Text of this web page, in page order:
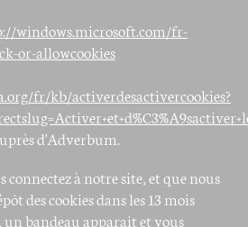
windows.microsoft.com/fr-
or-allowcookies
fr/kb/activerdesactivercookies?
d'Adverbum.
connectez à notre site, et que nous
des cookies dans les 13 mois
bandeau apparait et vous